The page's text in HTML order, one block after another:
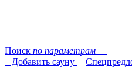
Поиск по параметрам
Добавить сауну